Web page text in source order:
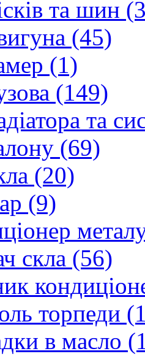
та шин
(45)
(1)
(149)
та
(69)
(20)
(9)
скла (56)
торпеди
в масло